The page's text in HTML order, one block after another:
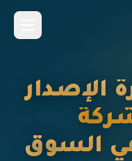
الإصدار
في السوق